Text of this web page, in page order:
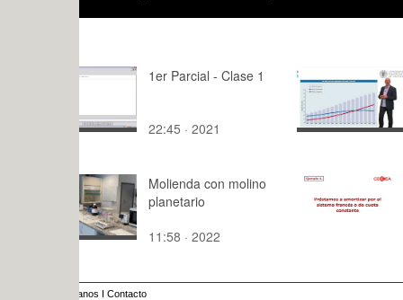
1er Parcial - Clase 1
22:45 · 2021
Cambios
población
2:40 · 2017
Molienda con molino
planetario
11:58 · 2022
Ejemplo
Unidad 5.